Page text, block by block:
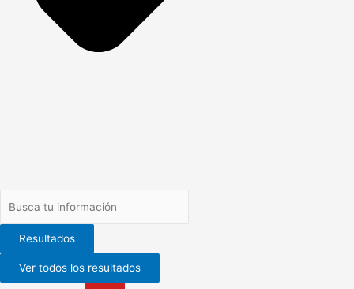
Resultados
Ver todos los resultados